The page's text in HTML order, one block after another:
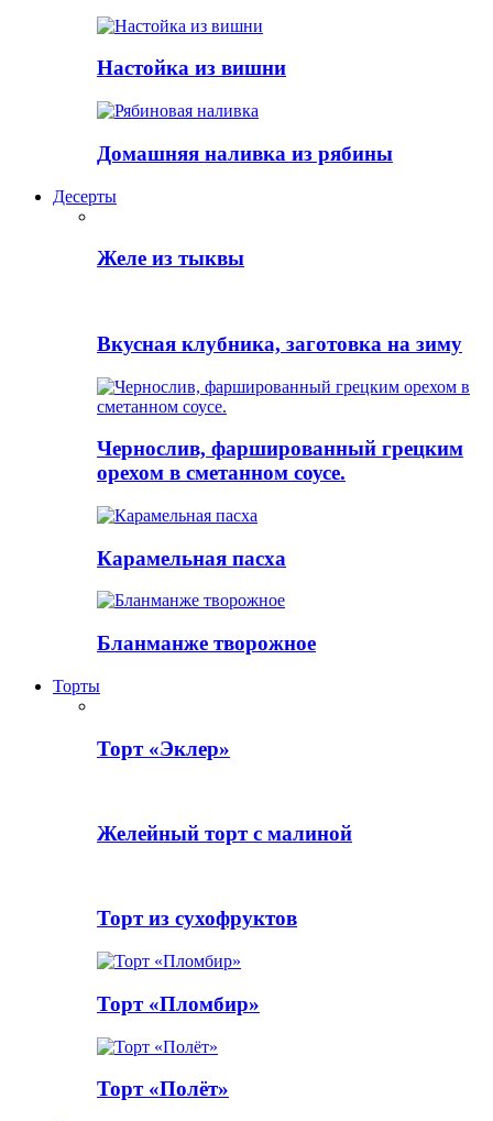
Настойка из вишни
Домашняя наливка из рябины
Десерты
Желе из тыквы
Вкусная клубника, заготовка на зиму
Чернослив, фаршированный грецким
орехом в сметанном соусе.
Карамельная пасха
Бланманже творожное
Торты
Торт «Эклер»
Желейный торт с малиной
Торт из сухофруктов
Торт «Пломбир»
Торт «Полёт»